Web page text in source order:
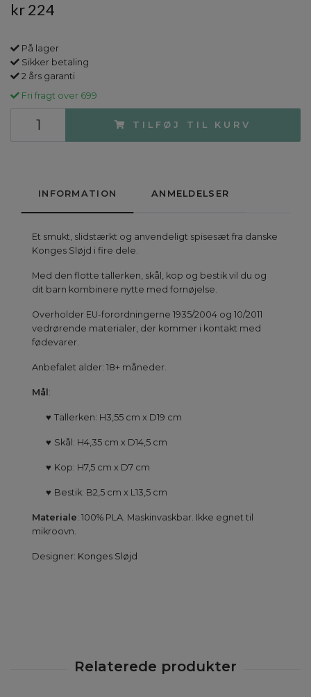
kr 224
På lager
Sikker betaling
2 års garanti
Fri fragt over 699
TILFØJ TIL KURV
INFORMATION ANMELDELSER
Et smukt, slidstærkt og anvendeligt spisesæt fra danske
Konges Sløjd i fire dele.
Med den flotte tallerken, skål, kop og bestik vil du og
dit barn kombinere nytte med fornøjelse.
Overholder EU-forordningerne 1935/2004 og 10/2011
vedrørende materialer, der kommer i kontakt med
fødevarer.
Anbefalet alder: 18+ måneder.
Mål :
♥ Tallerken: H3,55 cm x D19 cm
♥ Skål: H4,35 cm x D14,5 cm
♥ Kop: H7,5 cm x D7 cm
♥ Bestik: B2,5 cm x L13,5 cm
Materiale: 100% PLA. Maskinvaskbar. Ikke egnet til
mikroovn.
Designer: Konges Sløjd